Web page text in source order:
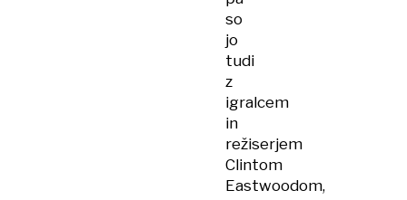
so
jo
tudi
z
igralcem
in
režiserjem
Clintom
Eastwoodom,